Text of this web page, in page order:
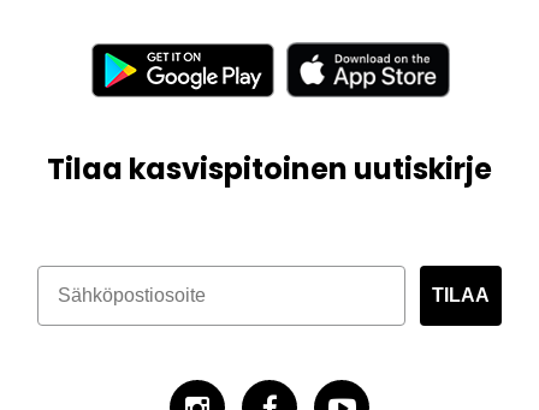
Tilaa kasvispitoinen uutiskirje
TILAA